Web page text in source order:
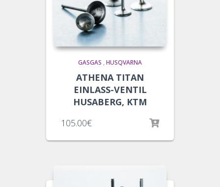
GASGAS , HUSQVARNA
ATHENA TITAN
EINLASS-VENTIL
HUSABERG, KTM
105.00€